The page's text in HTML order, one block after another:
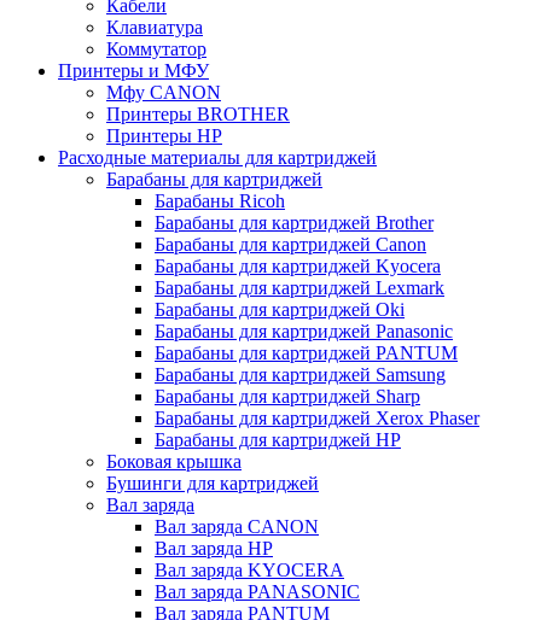
Кабели
Клавиатура
Коммутатор
Принтеры и МФУ
Мфу CANON
Принтеры BROTHER
Принтеры HP
Расходные материалы для картриджей
Барабаны для картриджей
Барабаны Ricoh
Барабаны для картриджей Brother
Барабаны для картриджей Canon
Барабаны для картриджей Kyocera
Барабаны для картриджей Lexmark
Барабаны для картриджей Oki
Барабаны для картриджей Panasonic
Барабаны для картриджей PANTUM
Барабаны для картриджей Samsung
Барабаны для картриджей Sharp
Барабаны для картриджей Xerox Phaser
Барабаны для картриджей НР
Боковая крышка
Бушинги для картриджей
Вал заряда
Вал заряда CANON
Вал заряда HP
Вал заряда KYOCERA
Вал заряда PANASONIC
Вал заряда PANTUM